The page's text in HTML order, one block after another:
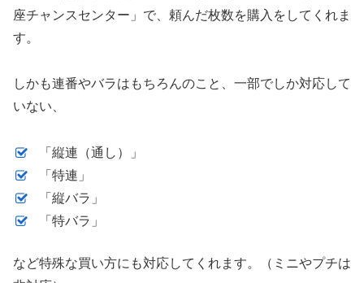
座チャンスセンター」で、頼んだ枚数を購入をしてくれま
す。
しかも連番やバラはもちろんのこと、一部でしか対応して
いない、
「縦連（通し）」
「特連」
「縦バラ」
「特バラ」
など特殊な買い方にも対応してくれます。（ミニやプチは